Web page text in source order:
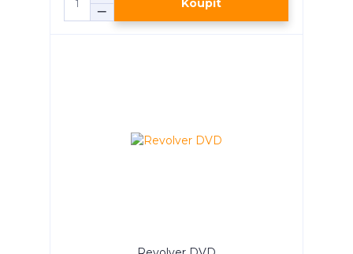
Koupit